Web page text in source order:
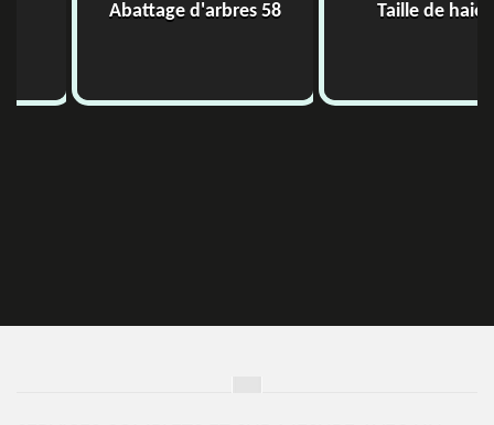
Abattage d'arbres 58 Taille de haie